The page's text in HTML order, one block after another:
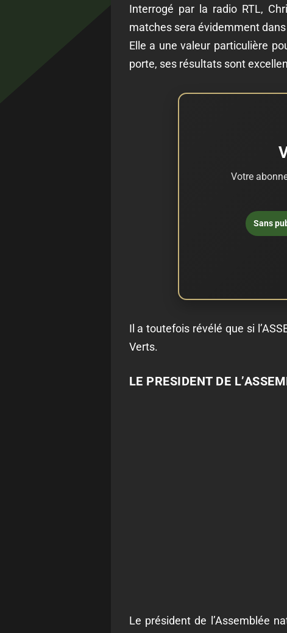
Interrogé par la radio RTL,
matches sera évidemment
Elle a une valeur particulière
porte, ses résultats sont
Votre
Sans
Il a toutefois révélé que si
Verts.
LE PRESIDENT DE
Le président de l’Assemblée